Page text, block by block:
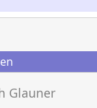
Glauner